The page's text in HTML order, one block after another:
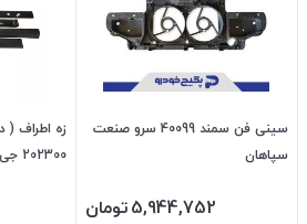
سینی فن سمند 40099 سرو صنعت
سپاهان
5,944,752تومان
202300 جی ای اس پی